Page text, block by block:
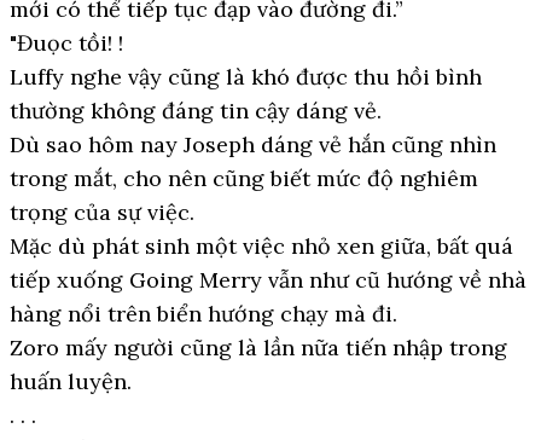
mới có thể tiếp tục đạp vào đường đi.”
"Đuọc tồi! !
Luffy nghe vậy cũng là khó được thu hồi bình
thường không đáng tin cậy dáng vẻ.
Dù sao hôm nay Joseph dáng vẻ hắn cũng nhìn
trong mắt, cho nên cũng biết mức độ nghiêm
trọng của sự việc.
Mặc dù phát sinh một việc nhỏ xen giữa, bất quá
tiếp xuống Going Merry vẫn như cũ hướng về nhà
hàng nổi trên biển hướng chạy mà đi.
Zoro mấy người cũng là lần nữa tiến nhập trong
huấn luyện.
. . .